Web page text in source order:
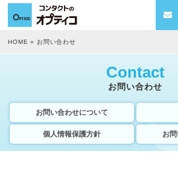
HOME » お問い合わせ
Contact
お問い合わせ
お問い合わせについて
個人情報保護方針 お